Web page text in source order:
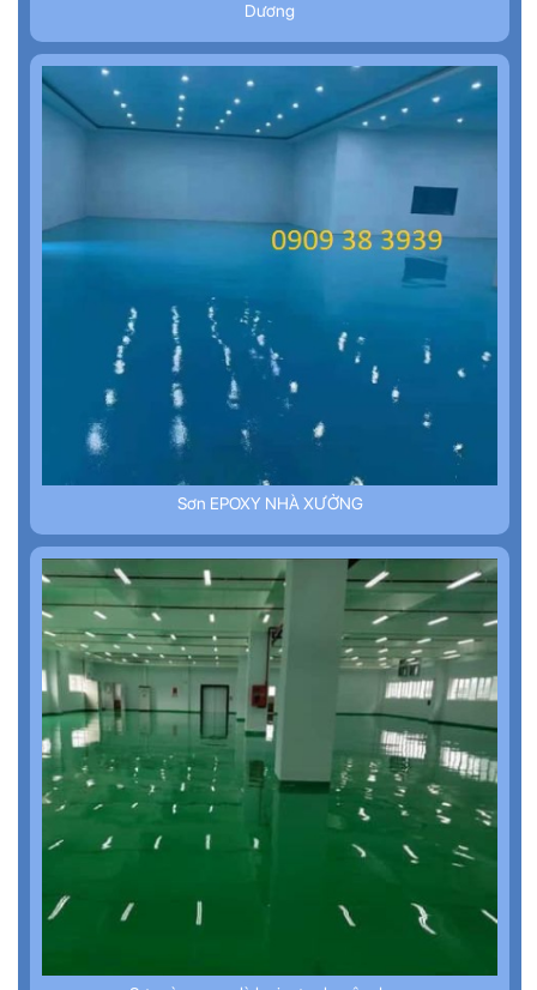
Dương
Sơn EPOXY NHÀ XƯỞNG